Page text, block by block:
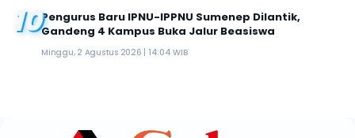
10Pengurus Baru IPNU-IPPNU Sumenep Dilantik,
Gandeng 4 Kampus Buka Jalur Beasiswa
Minggu, 2 Agustus 2026 | 14:04 WIB